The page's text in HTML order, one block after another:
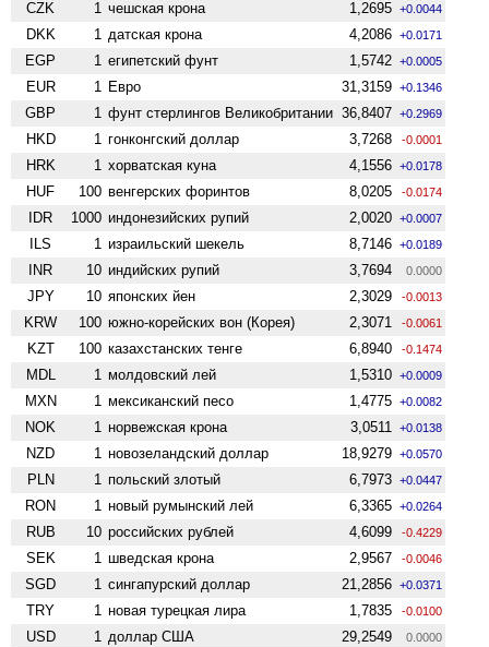
CZK 1 чешская крона 1,2695 +0.0044
DKK 1 датская крона 4,2086 +0.0171
EGP 1 египетский фунт 1,5742 +0.0005
EUR 1 Евро 31,3159 +0.1346
GBP 1 фунт стерлингов Велико­британии 36,8407 +0.2969
HKD 1 гонконгский доллар 3,7268 -0.0001
HRK 1 хорватская куна 4,1556 +0.0178
HUF 100 венгерских форинтов 8,0205 -0.0174
IDR 1000 индонезийских рупий 2,0020 +0.0007
ILS 1 израильский шекель 8,7146 +0.0189
INR 10 индийских рупий 3,7694 0.0000
JPY 10 японских йен 2,3029 -0.0013
KRW 100 южно-корейских вон (Корея) 2,3071 -0.0061
KZT 100 казахстанских тенге 6,8940 -0.1474
MDL 1 молдовский лей 1,5310 +0.0009
MXN 1 мексиканский песо 1,4775 +0.0082
NOK 1 норвежская крона 3,0511 +0.0138
NZD 1 ново­зеландский доллар 18,9279 +0.0570
PLN 1 польский злотый 6,7973 +0.0447
RON 1 новый румынский лей 6,3365 +0.0264
RUB 10 российских рублей 4,6099 -0.4229
SEK 1 шведская крона 2,9567 -0.0046
SGD 1 сингапурский доллар 21,2856 +0.0371
TRY 1 новая турецкая лира 1,7835 -0.0100
USD 1 доллар США 29,2549 0.0000